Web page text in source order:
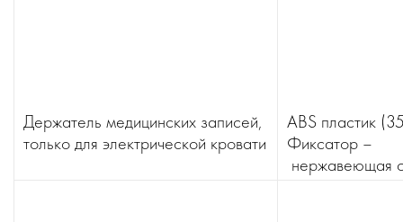
Держатель медицинских записей,
только для электрической кровати
ABS пластик
Фиксатор –
нержавеющая